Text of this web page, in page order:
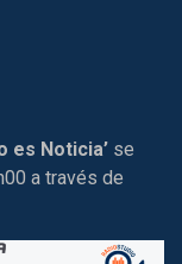
es Noticia’ se
a través de